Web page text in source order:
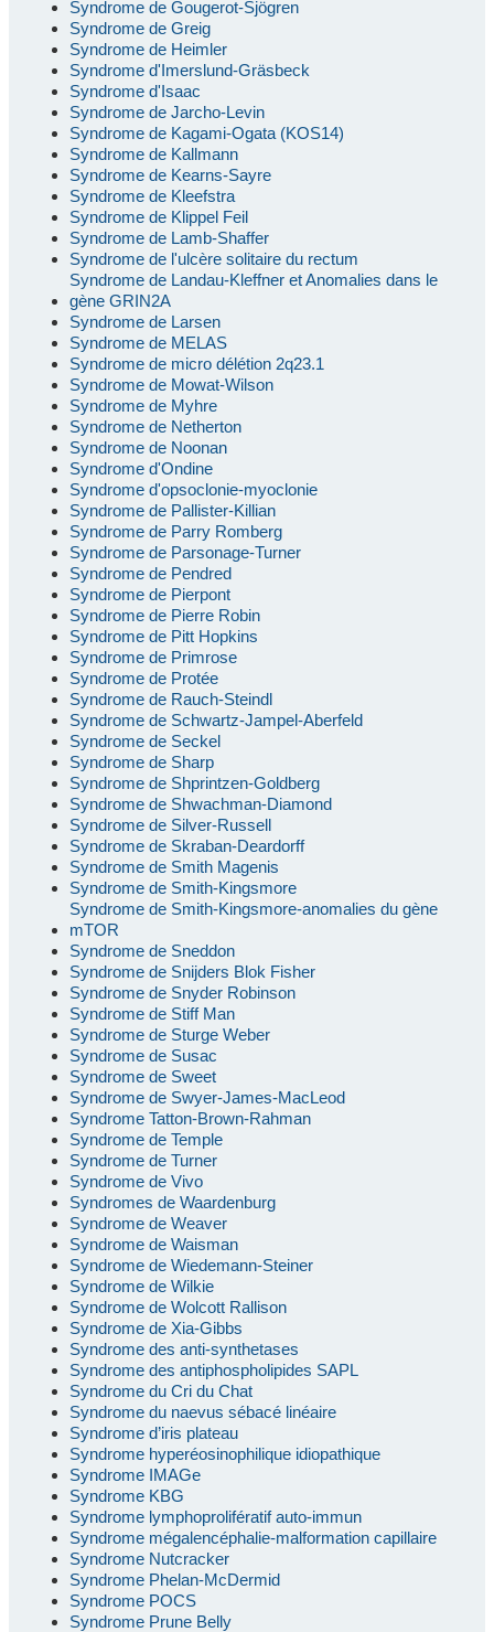
Syndrome de Gougerot-Sjögren
Syndrome de Greig
Syndrome de Heimler
Syndrome d'Imerslund-Gräsbeck
Syndrome d'Isaac
Syndrome de Jarcho-Levin
Syndrome de Kagami-Ogata (KOS14)
Syndrome de Kallmann
Syndrome de Kearns-Sayre
Syndrome de Kleefstra
Syndrome de Klippel Feil
Syndrome de Lamb-Shaffer
Syndrome de l'ulcère solitaire du rectum
Syndrome de Landau-Kleffner et Anomalies dans le
gène GRIN2A
Syndrome de Larsen
Syndrome de MELAS
Syndrome de micro délétion 2q23.1
Syndrome de Mowat-Wilson
Syndrome de Myhre
Syndrome de Netherton
Syndrome de Noonan
Syndrome d'Ondine
Syndrome d'opsoclonie-myoclonie
Syndrome de Pallister-Killian
Syndrome de Parry Romberg
Syndrome de Parsonage-Turner
Syndrome de Pendred
Syndrome de Pierpont
Syndrome de Pierre Robin
Syndrome de Pitt Hopkins
Syndrome de Primrose
Syndrome de Protée
Syndrome de Rauch-Steindl
Syndrome de Schwartz-Jampel-Aberfeld
Syndrome de Seckel
Syndrome de Sharp
Syndrome de Shprintzen-Goldberg
Syndrome de Shwachman-Diamond
Syndrome de Silver-Russell
Syndrome de Skraban-Deardorff
Syndrome de Smith Magenis
Syndrome de Smith-Kingsmore
Syndrome de Smith-Kingsmore-anomalies du gène
mTOR
Syndrome de Sneddon
Syndrome de Snijders Blok Fisher
Syndrome de Snyder Robinson
Syndrome de Stiff Man
Syndrome de Sturge Weber
Syndrome de Susac
Syndrome de Sweet
Syndrome de Swyer-James-MacLeod
Syndrome Tatton-Brown-Rahman
Syndrome de Temple
Syndrome de Turner
Syndrome de Vivo
Syndromes de Waardenburg
Syndrome de Weaver
Syndrome de Waisman
Syndrome de Wiedemann-Steiner
Syndrome de Wilkie
Syndrome de Wolcott Rallison
Syndrome de Xia-Gibbs
Syndrome des anti-synthetases
Syndrome des antiphospholipides SAPL
Syndrome du Cri du Chat
Syndrome du naevus sébacé linéaire
Syndrome d’iris plateau
Syndrome hyperéosinophilique idiopathique
Syndrome IMAGe
Syndrome KBG
Syndrome lymphoprolifératif auto-immun
Syndrome mégalencéphalie-malformation capillaire
Syndrome Nutcracker
Syndrome Phelan-McDermid
Syndrome POCS
Syndrome Prune Belly